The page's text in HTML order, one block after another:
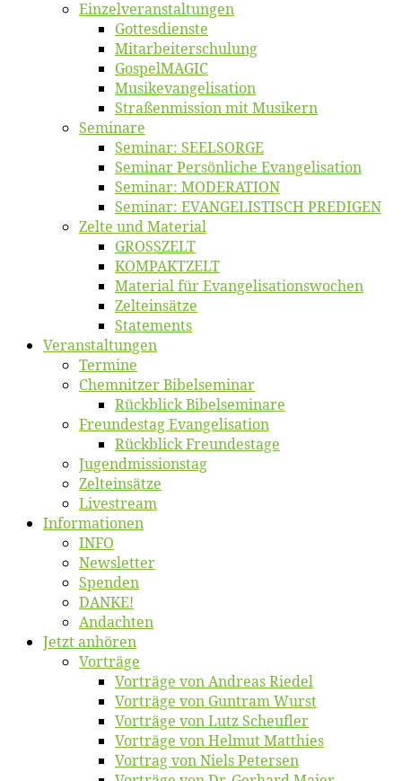
Einzelver­an­stal­tungen
Got­tes­diens­te
Mitarbeiter­schulung
Gos­pel­MA­GIC
Musikevan­ge­li­sa­tion
Straßenmis­sion mit Musikern
Se­mi­na­re
Se­mi­nar: SEELSORGE
Se­mi­nar Per­sön­li­che Evangelisation
Se­mi­nar: MODERATION
Se­mi­nar: EVANGELISTISCH PREDIGEN
Zel­te und Material
GROSSZELT
KOMPAKTZELT
Ma­te­ri­al für Evangelisationswochen
Zelt­ein­sät­ze
State­ments
Ver­an­stal­tun­gen
Ter­mi­ne
Chemnit­zer Bibelseminar
Rück­blick Bibelseminare
Freun­des­tag Evangelisation
Rück­blick Freundestage
Jugend­mis­sions­tag
Zelt­ein­sät­ze
Live­stream
Informatio­nen
INFO
News­let­ter
Spen­den
DANKE!
An­dach­ten
Jetzt an­hö­ren
Vor­trä­ge
Vor­trä­ge von An­dre­as Riedel
Vor­trä­ge von Gun­tram Wurst
Vor­trä­ge von Lutz Scheufler
Vor­trä­ge von Hel­mut Matthies
Vor­trag von Niels Petersen